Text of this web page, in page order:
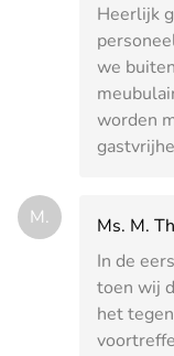
Heerlijk
we
worden
M.
Ms. M.
In de
toen wij
het